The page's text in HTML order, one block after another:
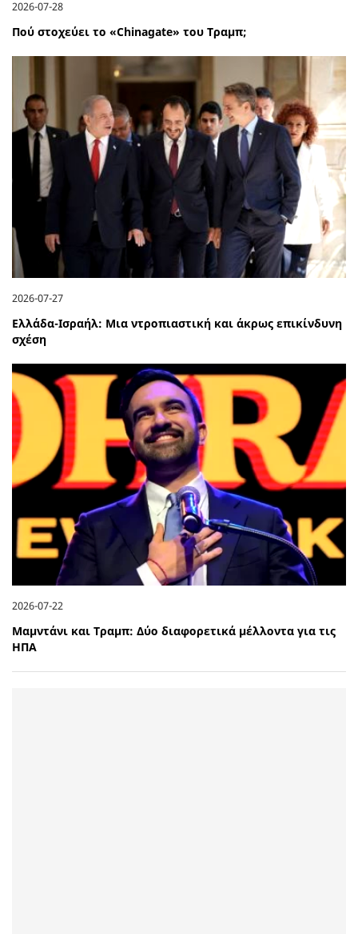
2026-07-28
Πού στοχεύει το «Chinagate» του Τραμπ;
2026-07-27
Ελλάδα-Ισραήλ: Μια ντροπιαστική και άκρως επικίνδυνη
σχέση
2026-07-22
Μαμντάνι και Τραμπ: Δύο διαφορετικά μέλλοντα για τις
ΗΠΑ